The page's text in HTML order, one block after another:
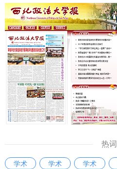
金山 审核：陈建宁）
热词
学术 学术 学术